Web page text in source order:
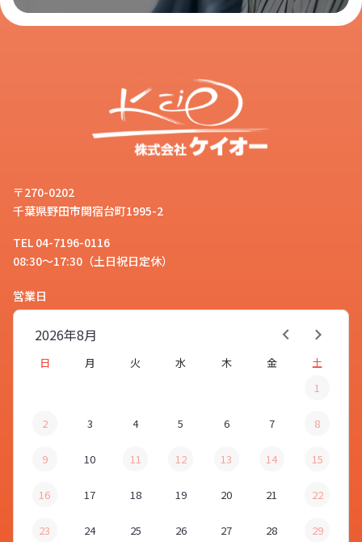
〒270-0202
千葉県野田市関宿台町1995-2
TEL 04-7196-0116
08:30～17:30（土日祝日定休）
営業日
8月
2026年
日 月 火 水 木 金
土
1
2 3 4 5 6 7 8
9 10 11 12 13 14 15
16 17 18 19 20 21 22
23 24 25 26 27 28 29